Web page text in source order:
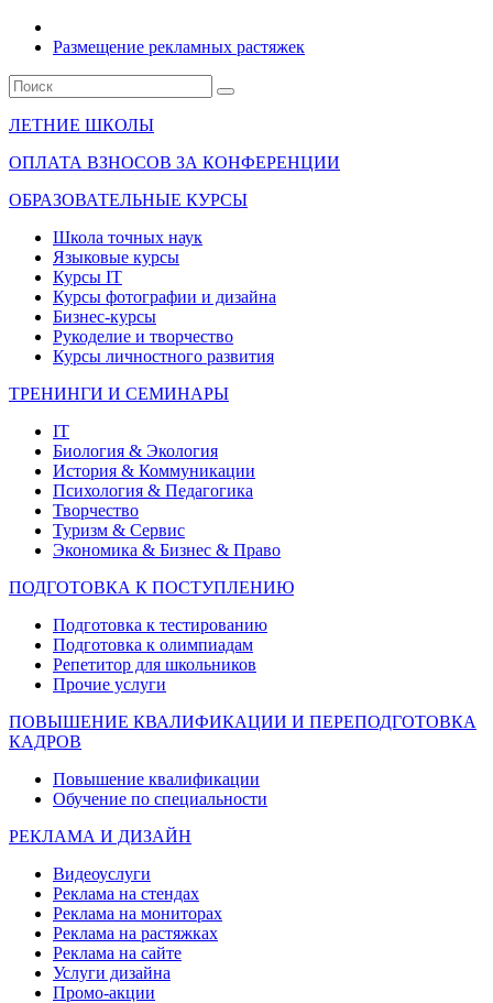
Размещение рекламных растяжек
ЛЕТНИЕ ШКОЛЫ
ОПЛАТА ВЗНОСОВ ЗА КОНФЕРЕНЦИИ
ОБРАЗОВАТЕЛЬНЫЕ КУРСЫ
Школа точных наук
Языковые курсы
Курсы IT
Курсы фотографии и дизайна
Бизнес-курсы
Рукоделие и творчество
Курсы личностного развития
ТРЕНИНГИ И СЕМИНАРЫ
IT
Биология & Экология
История & Коммуникации
Психология & Педагогика
Творчество
Туризм & Сервис
Экономика & Бизнес & Право
ПОДГОТОВКА К ПОСТУПЛЕНИЮ
Подготовка к тестированию
Подготовка к олимпиадам
Репетитор для школьников
Прочие услуги
ПОВЫШЕНИЕ КВАЛИФИКАЦИИ И ПЕРЕПОДГОТОВКА
КАДРОВ
Повышение квалификации
Обучение по специальности
РЕКЛАМА И ДИЗАЙН
Видеоуслуги
Реклама на стендах
Реклама на мониторах
Реклама на растяжках
Реклама на сайте
Услуги дизайна
Промо-акции